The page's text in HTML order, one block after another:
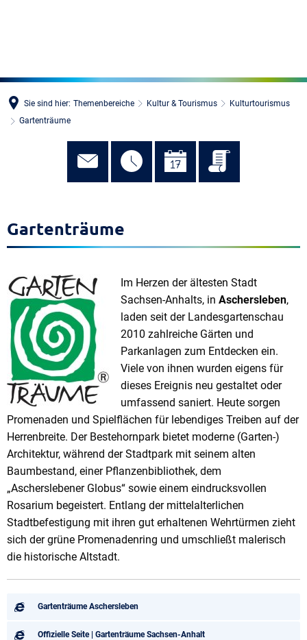
Sie sind hier: Themenbereiche Kultur & Tourismus
Kulturtourismus
Gartenträume
Gartenträume
Im Herzen der ältesten Stadt
Sachsen-Anhalts, in Aschersleben,
laden seit der Landesgartenschau
2010 zahlreiche Gärten und
Parkanlagen zum Entdecken ein.
Viele von ihnen wurden eigens für
dieses Ereignis neu gestaltet oder
umfassend saniert. Heute sorgen
Promenaden und Spielflächen für lebendiges Treiben auf der
Herrenbreite. Der Bestehornpark bietet moderne (Garten-)
Architektur, während der Stadtpark mit seinem alten
Baumbestand, einer Pflanzenbibliothek, dem
„Ascherslebener Globus“ sowie einem eindrucksvollen
Rosarium begeistert. Entlang der mittelalterlichen
Stadtbefestigung mit ihren gut erhaltenen Wehrtürmen zieht
sich der grüne Promenadenring und umschließt malerisch
die historische Altstadt.
Gartenträume Aschersleben
Offizielle Seite | Gartenträume Sachsen-Anhalt